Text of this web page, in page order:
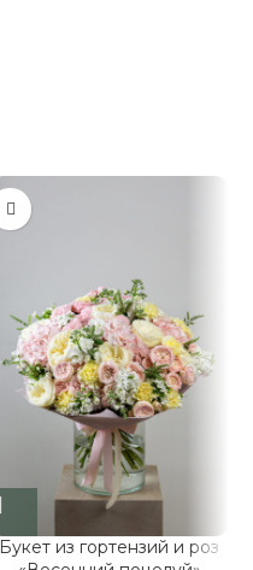
Букет из гортензий и роз